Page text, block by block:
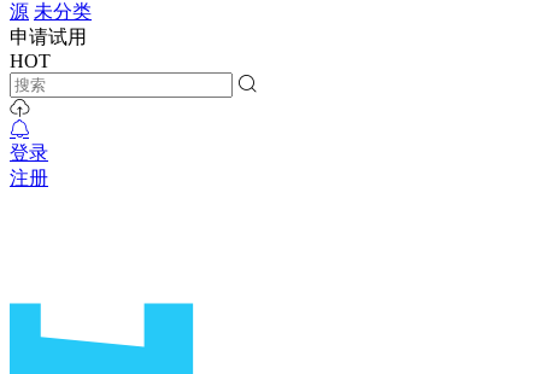
源 未分类
申请试用
HOT
登录
注册